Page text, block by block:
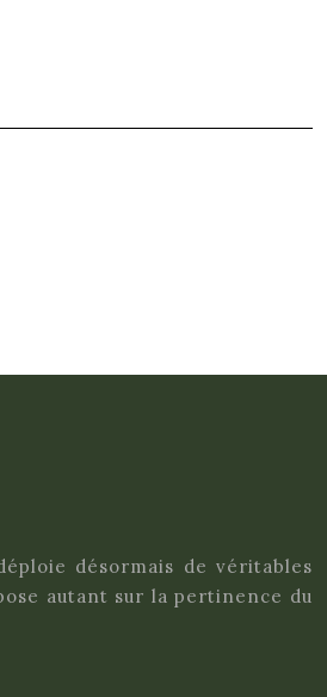
désormais de véritables
autant sur la pertinence du